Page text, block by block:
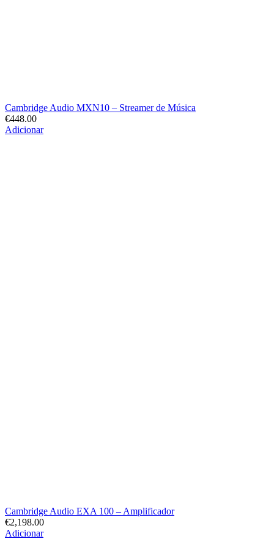
Cambridge Audio MXN10 – Streamer de Música
€448.00
Adicionar
Cambridge Audio EXA 100 – Amplificador
€2,198.00
Adicionar